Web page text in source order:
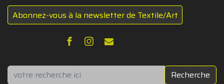
Abonnez-vous à la newsletter de Textile/Art
Rechercher Recherche